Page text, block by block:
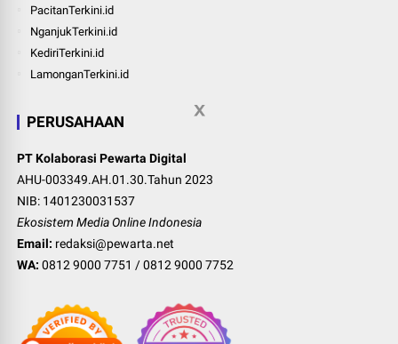
PacitanTerkini.id
NganjukTerkini.id
KediriTerkini.id
LamonganTerkini.id
PERUSAHAAN
PT Kolaborasi Pewarta Digital
AHU-003349.AH.01.30.Tahun 2023
NIB: 1401230031537
Ekosistem Media Online Indonesia
Email: redaksi@pewarta.net
WA: 0812 9000 7751 /0812 9000 7752